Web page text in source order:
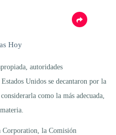
Hoy
autoridades
Unidos se decantaron por la
como la más adecuada,
Corporation, la Comisión